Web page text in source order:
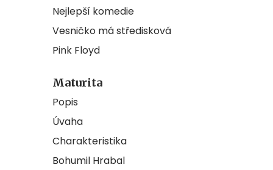
Nejlepší komedie
Vesničko má středisková
Pink Floyd
Maturita
Popis
Úvaha
Charakteristika
Bohumil Hrabal